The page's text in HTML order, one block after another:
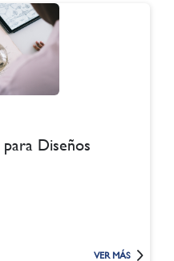
Diseños
VER MÁS